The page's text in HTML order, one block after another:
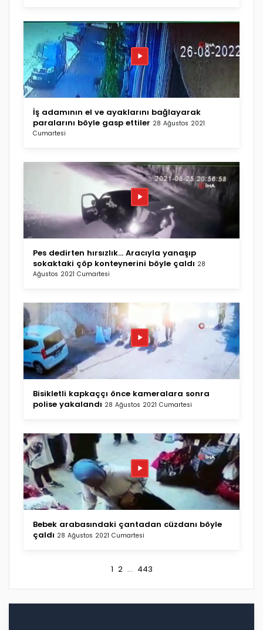
İş adamının el ve ayaklarını bağlayarak
paralarını böyle gasp ettiler 28 Ağustos 2021
Cumartesi
Pes dedirten hırsızlık... Aracıyla yanaşıp
sokaktaki çöp konteynerini böyle çaldı 28
Ağustos 2021 Cumartesi
Bisikletli kapkaççı önce kameralara sonra
polise yakalandı 28 Ağustos 2021 Cumartesi
Bebek arabasındaki çantadan cüzdanı böyle
çaldı 28 Ağustos 2021 Cumartesi
1 2... 443